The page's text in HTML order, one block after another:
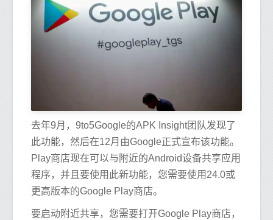
去年9月，9to5Google的APK Insight团队发现了
此功能，然后在12月由Google正式宣布该功能。
Play商店现在可以与附近的Android设备共享应用
程序，并且要使用此新功能，您需要使用24.0或
更高版本的Google Play商店。
要启动附近共享，您需要打开Goog​​le Play商店，